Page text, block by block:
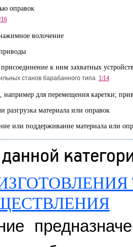
оправок
волочение
приводы
к ним захватных
станов барабанного типа 1/14
например для перемещения каретки;
разгрузка материала или оправок
или поддерживание материала или